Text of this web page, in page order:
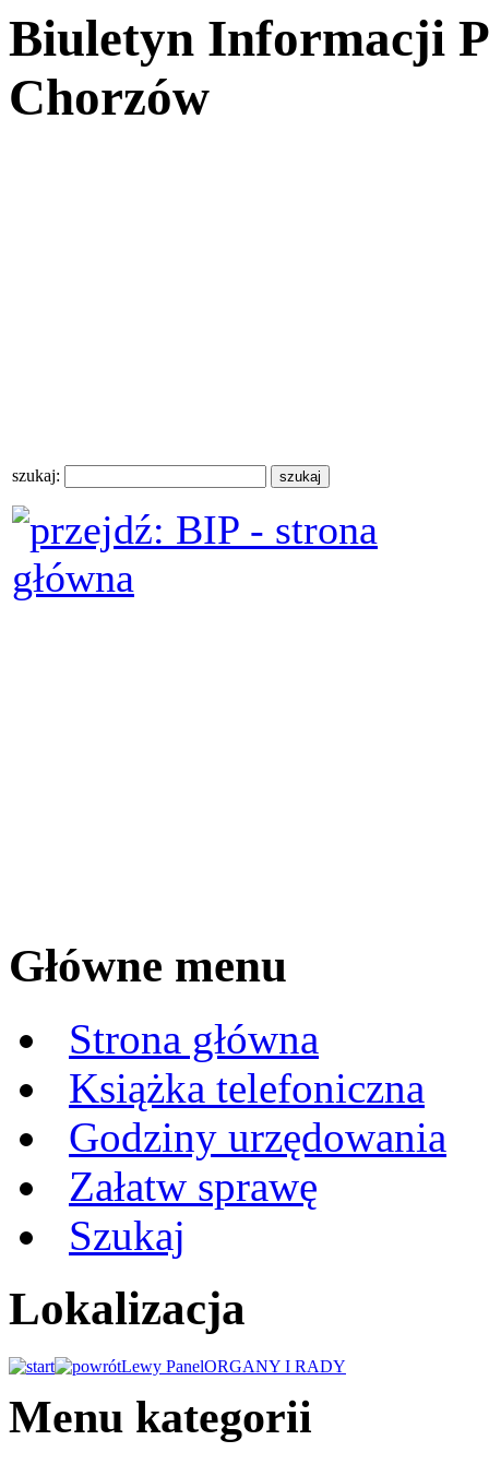
Biuletyn Informacji
Chorzów
szukaj:
Główne menu
Strona główna
Książka telefoniczna
Godziny urzędowania
Załatw sprawę
Szukaj
Lokalizacja
Lewy PanelORGANY I RADY
Menu kategorii